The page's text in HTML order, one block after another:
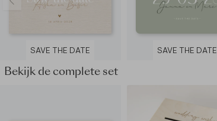
SAVE THE DATE SAVE THE DATE
Bekijk de complete set